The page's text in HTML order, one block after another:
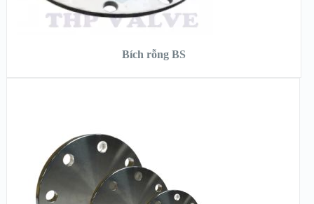
ĐỌC TIẾP
Bích rỗng BS
XEM NHANH
XEM CHI TIẾT